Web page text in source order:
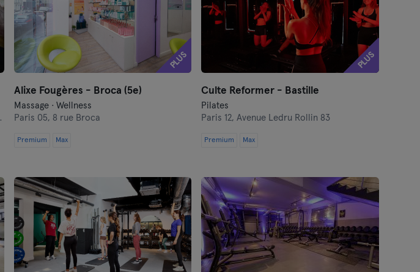
PLUS
Alixe Fougères - Broca (5e)
Massage · Wellness
Paris 05, 8 rue Broca
Premium Max
PLUS
Culte Reformer - Bastille
Pilates
Paris 12,Avenue Ledru Rollin 83
Premium Max